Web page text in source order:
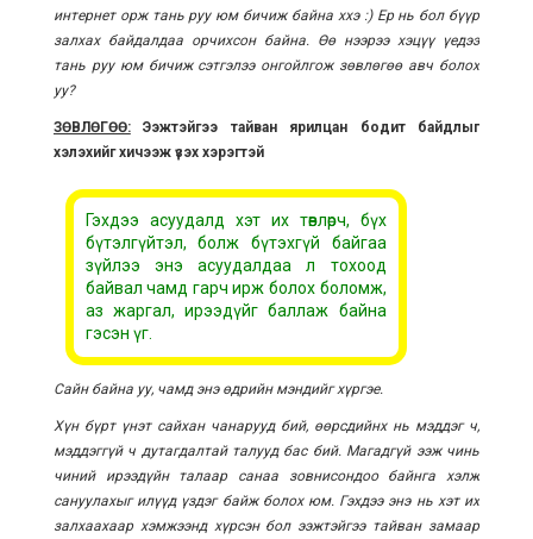
интернет орж тань руу юм бичиж байна ххэ :) Ер нь бол бүүр
залхах байдалдаа орчихсон байна. Өө нээрээ хэцүү үедээ
тань руу юм бичиж сэтгэлээ онгойлгож зөвлөгөө авч болох
уу?
ЗӨВЛӨГӨӨ:Ээжтэйгээ тайван ярилцан бодит байдлыг
хэлэхийг хичээж үзэх хэрэгтэй
Гэхдээ асуудалд хэт их төвлөрч, бүх
бүтэлгүйтэл, болж бүтэхгүй байгаа
зүйлээ энэ асуудалдаа л тохоод
байвал чамд гарч ирж болох боломж,
аз жаргал, ирээдүйг баллаж байна
гэсэн үг.
Сайн байна уу, чамд энэ өдрийн мэндийг хүргэе.
Хүн бүрт үнэт сайхан чанарууд бий, өөрсдийнх нь мэддэг ч,
мэддэггүй ч дутагдалтай талууд бас бий. Магадгүй ээж чинь
чиний ирээдүйн талаар санаа зовнисондоо байнга хэлж
сануулахыг илүүд үздэг байж болох юм. Гэхдээ энэ нь хэт их
залхаахаар хэмжээнд хүрсэн бол ээжтэйгээ тайван замаар